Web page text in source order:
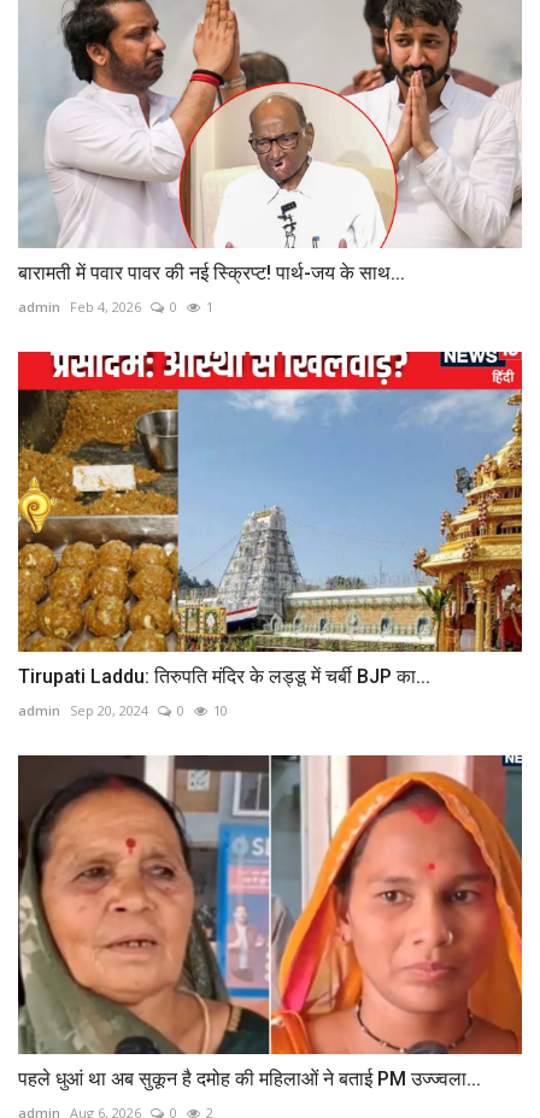
बारामती में पवार पावर की नई स्क्रिप्ट! पार्थ-जय के साथ...
admin Feb 4, 2026 0 1
Tirupati Laddu: तिरुपति मंदिर के लड्डू में चर्बी BJP का...
admin Sep 20, 2024 0 10
पहले धुआं था अब सुकून है दमोह की महिलाओं ने बताई PM उज्ज्वला...
admin Aug 6, 2026 0 2